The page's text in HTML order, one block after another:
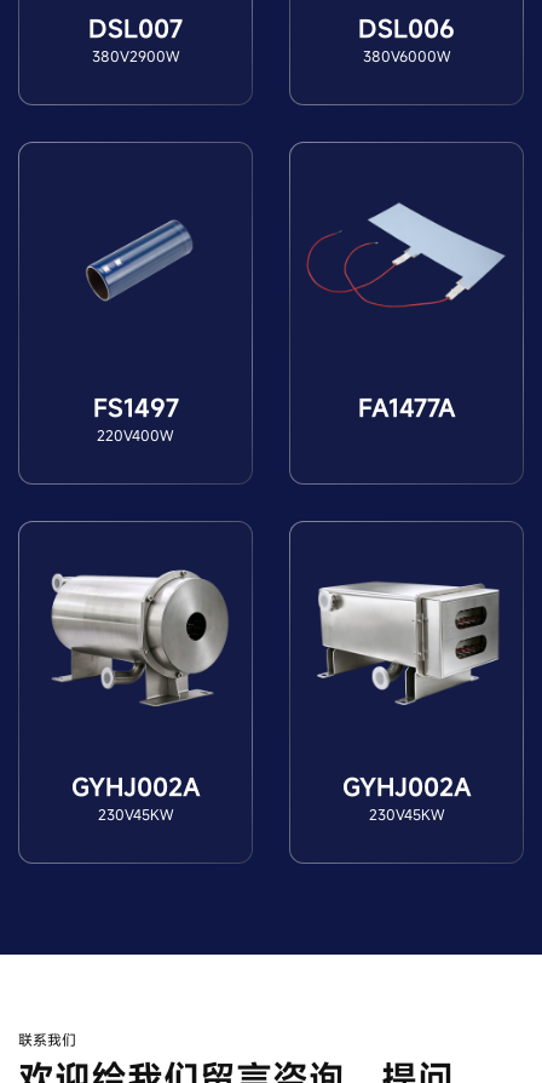
DSL007
380V2900W
DSL006
380V6000W
FS1497
220V400W
FA1477A
GYHJ002A
230V45KW
GYHJ002A
230V45KW
联系我们